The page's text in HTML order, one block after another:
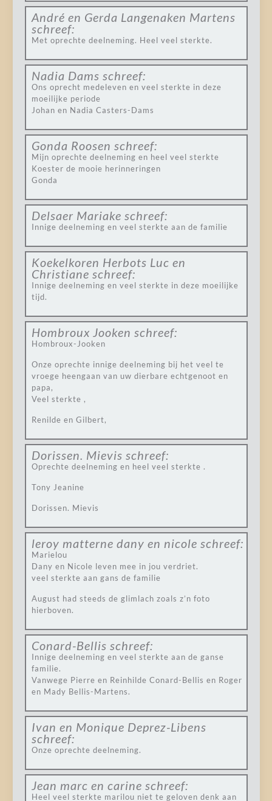
André en Gerda Langenaken Martens
schreef:
Met oprechte deelneming. Heel veel sterkte.
Nadia Dams schreef:
Ons oprecht medeleven en veel sterkte in deze
moeilijke periode
Johan en Nadia Casters-Dams
Gonda Roosen schreef:
Mijn oprechte deelneming en heel veel sterkte
Koester de mooie herinneringen
Gonda
Delsaer Mariake schreef:
Innige deelneming en veel sterkte aan de familie
Koekelkoren Herbots Luc en
Christiane schreef:
Innige deelneming en veel sterkte in deze moeilijke
tijd.
Hombroux Jooken schreef:
Hombroux-Jooken
Onze oprechte innige deelneming bij het veel te
vroege heengaan van uw dierbare echtgenoot en
papa,
Veel sterkte ,
Renilde en Gilbert,
Dorissen. Mievis schreef:
Oprechte deelneming en heel veel sterkte .
Tony Jeanine
Dorissen. Mievis
leroy matterne dany en nicole schreef:
Marielou
Dany en Nicole leven mee in jou verdriet.
veel sterkte aan gans de familie
August had steeds de glimlach zoals z’n foto
hierboven.
Conard-Bellis schreef:
Innige deelneming en veel sterkte aan de ganse
familie.
Vanwege Pierre en Reinhilde Conard-Bellis en Roger
en Mady Bellis-Martens.
Ivan en Monique Deprez-Libens
schreef:
Onze oprechte deelneming.
Jean marc en carine schreef:
Heel veel sterkte marilou niet te geloven denk aan